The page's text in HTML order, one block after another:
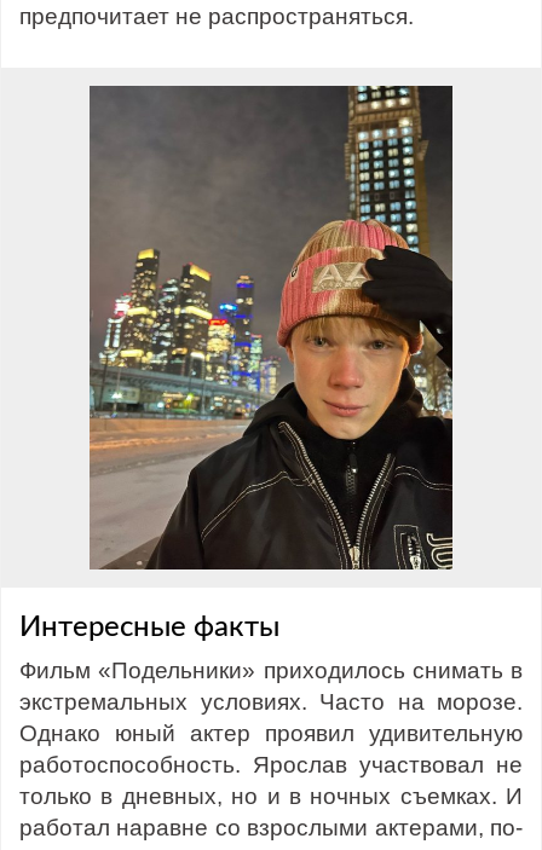
предпочитает не распространяться.
Интересные факты
Фильм «Подельники» приходилось снимать в
экстремальных условиях. Часто на морозе.
Однако юный актер проявил удивительную
работоспособность. Ярослав участвовал не
только в дневных, но и в ночных съемках. И
работал наравне со взрослыми актерами, по-